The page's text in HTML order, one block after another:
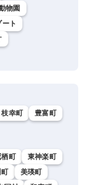
物園
ト
枝幸町
豊富町
栖町
東神楽町
美瑛町